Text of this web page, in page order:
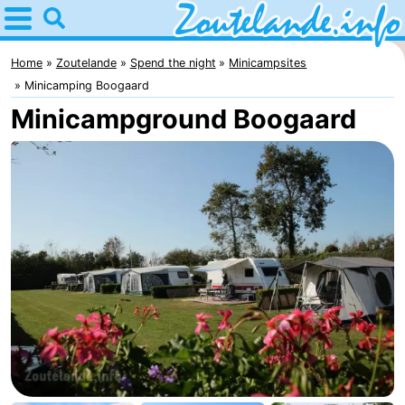
Home
Zoutelande
Tips
For
Langstraat
Webcam
Beach
Spend
the
night
Apartments
-
Home Zoutelande Spend the night
Minicampsites
Minicamping Boogaard
Minicampground Boogaard